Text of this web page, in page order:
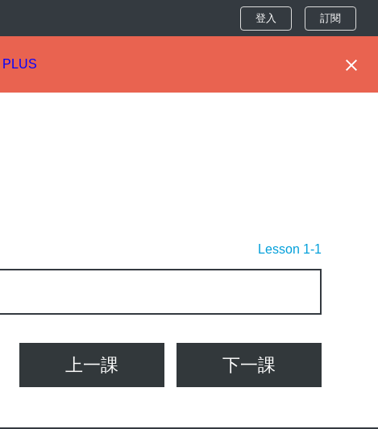
登入 訂閱
PLUS
Lesson 1-1
上一課 下一課